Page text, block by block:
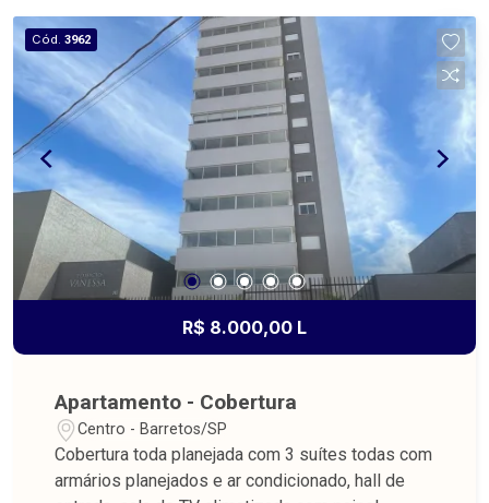
Cód. 3962
R$ 8.000,00 L
Apartamento - Cobertura
Centro - Barretos/SP
Cobertura toda planejada com 3 suítes todas com
armários planejados e ar condicionado, hall de